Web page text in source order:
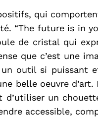
qui
“The future is in
de cristal qui
que c’est une
un outil si puissant
belle oeuvre d’art.
d’utiliser un
accessible,